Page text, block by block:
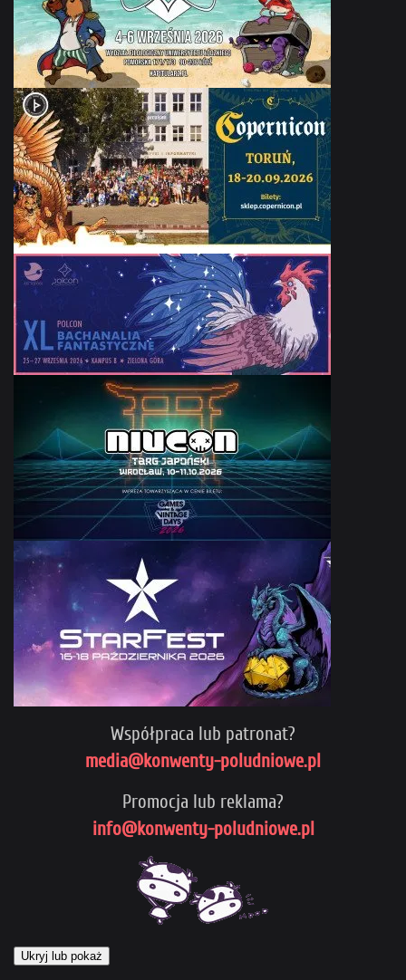
Współpraca lub patronat?
media@konwenty-poludniowe.pl
Promocja lub reklama?
info@konwenty-poludniowe.pl
Ukryj lub pokaż